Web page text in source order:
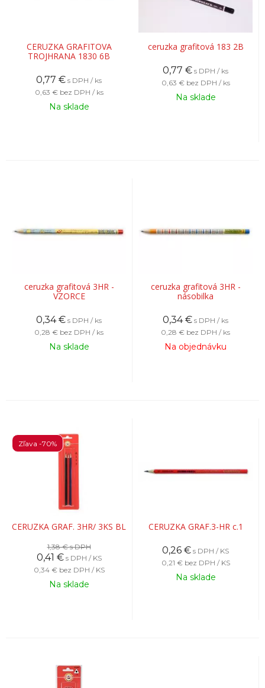
CERUZKA GRAFITOVA
TROJHRANA 1830 6B
0,77 € s DPH / ks
0,63 € bez DPH / ks
Na sklade
ceruzka grafitová 183 2B
0,77 € s DPH / ks
0,63 € bez DPH / ks
Na sklade
ceruzka grafitová 3HR -
VZORCE
0,34 € s DPH / ks
0,28 € bez DPH / ks
Na sklade
ceruzka grafitová 3HR -
násobilka
0,34 € s DPH / ks
0,28 € bez DPH / ks
Na objednávku
CERUZKA GRAF. 3HR/ 3KS BL
Zľava -70%
1,38 €s DPH
0,41 € s DPH / KS
0,34 € bez DPH / KS
Na sklade
CERUZKA GRAF.3-HR c.1
0,26 € s DPH / KS
0,21 € bez DPH / KS
Na sklade